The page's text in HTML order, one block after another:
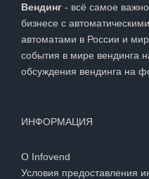
Вендинг - всё самое
бизнесе с
автоматами в России и
события в мире вендинга
обсуждения вендинга на
ИНФОРМАЦИЯ
О Infovend
Условия предоставления